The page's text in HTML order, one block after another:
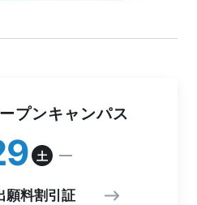
プンキャンパス
土
願料割引証